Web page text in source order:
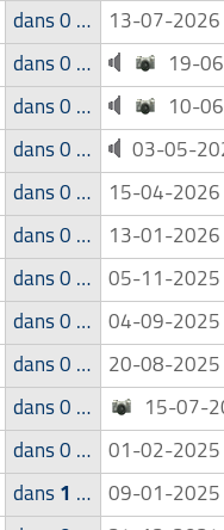
dans 0 groupe 13-07-2026
dans 0 groupe 19-
dans 0 groupe 10-
dans 0 groupe 03-05-
dans 0 groupe 15-04-2026
dans 0 groupe 13-01-2026
dans 0 groupe 05-11-2025
dans 0 groupe 04-09-2025
dans 0 groupe 20-08-2025
dans 0 groupe 15-07-
dans 0 groupe 01-02-2025
dans1 09-01-2025